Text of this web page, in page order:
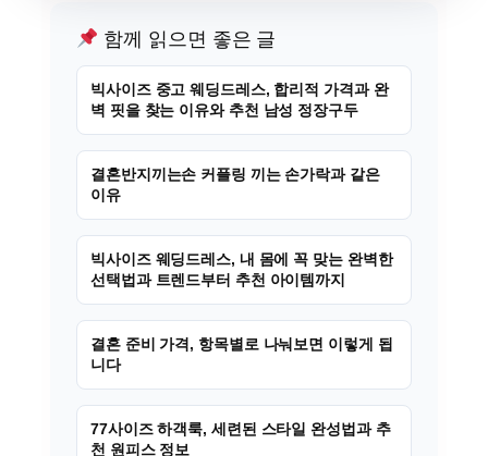
함께 읽으면 좋은 글
빅사이즈 중고 웨딩드레스, 합리적 가격과 완
벽 핏을 찾는 이유와 추천 남성 정장구두
결혼반지끼는손 커플링 끼는 손가락과 같은
이유
빅사이즈 웨딩드레스, 내 몸에 꼭 맞는 완벽한
선택법과 트렌드부터 추천 아이템까지
결혼 준비 가격, 항목별로 나눠보면 이렇게 됩
니다
77사이즈 하객룩, 세련된 스타일 완성법과 추
천 원피스 정보